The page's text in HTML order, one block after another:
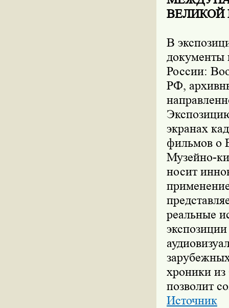
ВЕЛИКОЙ
В
документы
России:
РФ,
экранах
фильмов о
Музейно-
носит
реальные
хроники
позволит
Источник